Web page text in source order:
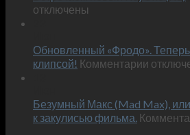
–
и
отключены
Обновленный «Фродо».
клипсой! Комментарии к
«Фродо».
Теперь
Безумный Макс (Mad Max),
к закулисью фильма.